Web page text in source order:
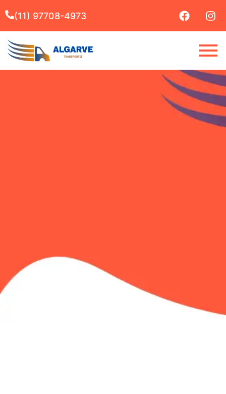
(11) 97708-4973